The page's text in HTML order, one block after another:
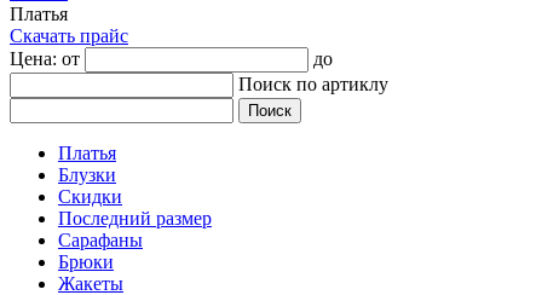
Платья
Скачать прайс
Цена: от
до
Поиск по артиклу
Платья
Блузки
Скидки
Последний размер
Сарафаны
Брюки
Жакеты